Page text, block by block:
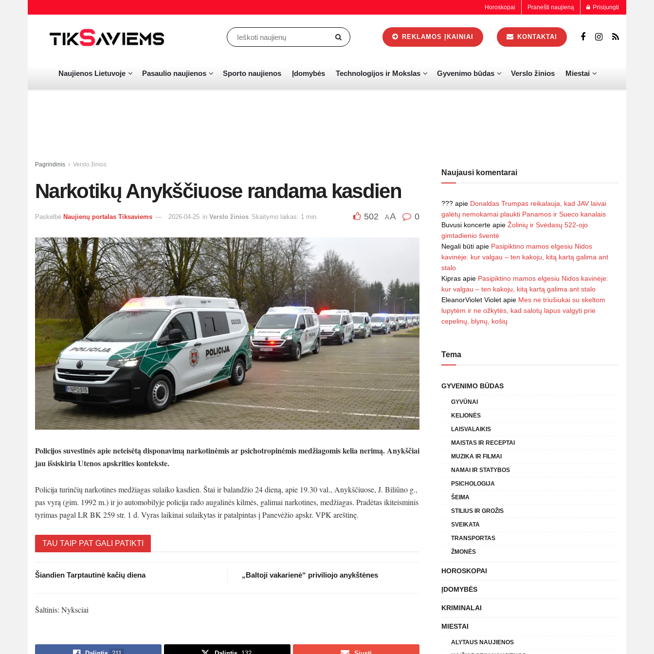
Horoskopai Pranešti naujieną Prisijungti
REKLAMOS ĮKAINIAI KONTAKTAI
Naujienos Lietuvoje Pasaulio naujienos Sporto naujienos Įdomybės Technologijos ir Mokslas Gyvenimo būdas Verslo žinios Miestai
Pagrindinis Verslo žinios
Narkotikų Anykščiuose randama kasdien
Paskelbė Naujienų portalas Tiksaviems 2026-04-25 in Verslo žinios Skaitymo laikas: 1 min. 502 AA 0
Policijos suvestinės apie neteisėtą disponavimą narkotinėmis ar psichotropinėmis medžiagomis kelia nerimą. Anykščiai
jau išsiskiria Utenos apskrities kontekste.
Policija turinčių narkotines medžiagas sulaiko kasdien. Štai ir balandžio 24 dieną, apie 19.30 val., Anykščiuose, J. Biliūno g.,
pas vyrą (gim. 1992 m.) ir jo automobilyje policija rado augalinės kilmės, galimai narkotines, medžiagas. Pradėtas ikiteisminis
tyrimas pagal LR BK 259 str. 1 d. Vyras laikinai sulaikytas ir patalpintas į Panevėžio apskr. VPK areštinę.
TAU TAIP PAT GALI PATIKTI
Šiandien Tarptautinė kačių diena „Baltoji vakarienė“ priviliojo anykštėnes
Šaltinis: Nyksciai
Naujausi komentarai
??? apie Donaldas Trumpas reikalauja, kad JAV laivai
galėtų nemokamai plaukti Panamos ir Sueco kanalais
Buvusi koncerte apie Žolinių ir Svėdasų 522-ojo
gimtadienio šventė
Negali būti apie Pasipiktino mamos elgesiu Nidos
kavinėje: kur valgau – ten kakoju, kitą kartą galima ant
stalo
Kipras apie Pasipiktino mamos elgesiu Nidos kavinėje:
kur valgau – ten kakoju, kitą kartą galima ant stalo
EleanorViolet Violet apie Mes ne triušiukai su skeltom
lupytėm ir ne ožkytės, kad salotų lapus valgyti prie
cepelinų, blynų, košių
Tema
GYVENIMO BŪDAS
GYVŪNAI
KELIONĖS
LAISVALAIKIS
MAISTAS IR RECEPTAI
MUZIKA IR FILMAI
NAMAI IR STATYBOS
PSICHOLOGIJA
ŠEIMA
STILIUS IR GROŽIS
SVEIKATA
TRANSPORTAS
ŽMONĖS
HOROSKOPAI
ĮDOMYBĖS
KRIMINALAI
MIESTAI
ALYTAUS NAUJIENOS